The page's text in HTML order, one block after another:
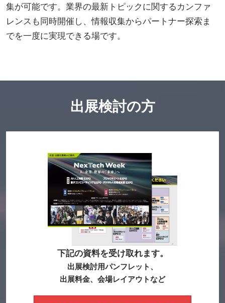
集が可能です。業界の最新トピックに関するカンファ
レンスも同時開催し、情報収集からパートナー探索ま
でを一度に実現できる場です。
出展検討の方
下記の資料を受け取れます。
出展検討用パンフレット、
出展料金、会場レイアウトなど